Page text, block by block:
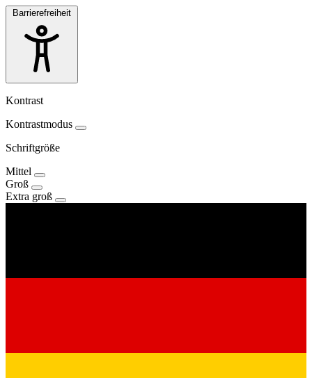
Barrierefreiheit
Kontrast
Kontrastmodus
Schriftgröße
Mittel
Groß
Extra groß